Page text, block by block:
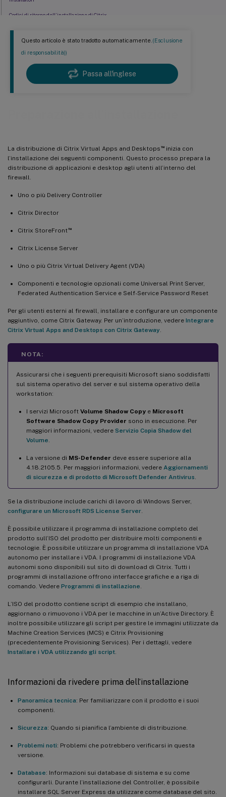
Questo articolo è stato tradotto automaticamente.(Esclusione
di responsabilità))
Passa all'inglese
La distribuzione di Citrix Virtual Apps and Desktops ™inizia con
l’installazione dei seguenti componenti. Questo processo prepara la
distribuzione di applicazioni e desktop agli utenti all’interno del
firewall.
Uno o più Delivery Controller
Citrix Director
Citrix StoreFront™
Citrix License Server
Uno o più Citrix Virtual Delivery Agent (VDA)
Componenti e tecnologie opzionali come Universal Print Server,
Federated Authentication Service e Self-Service Password Reset
Per gli utenti esterni al firewall, installare e configurare un componente
aggiuntivo, come Citrix Gateway. Per un’introduzione, vedere Integrare
Citrix Virtual Apps and Desktops con Citrix Gateway
NOTA:
Assicurarsi che i seguenti prerequisiti Microsoft siano soddisfatti
sul sistema operativo del server e sul sistema operativo della
workstation:
I servizi Microsoft Volume Shadow Copy e Microsoft
Software Shadow Copy Provider sono in esecuzione. Per
maggiori informazioni, vedere Servizio Copia Shadow del
Volume
La versione di MS-Defender deve essere superiore alla
4.18.2105.5. Per maggiori informazioni, vedere Aggiornamenti
di sicurezza e di prodotto di Microsoft Defender Antivirus
Se la distribuzione include carichi di lavoro di Windows Server,
configurare un Microsoft RDS License Server
È possibile utilizzare il programma di installazione completo del
prodotto sull’ISO del prodotto per distribuire molti componenti e
tecnologie. È possibile utilizzare un programma di installazione VDA
autonomo per installare i VDA. I programmi di installazione VDA
autonomi sono disponibili sul sito di download di Citrix. Tutti i
programmi di installazione offrono interfacce grafiche e a riga di
comando. Vedere Programmi di installazione
L’ISO del prodotto contiene script di esempio che installano,
aggiornano o rimuovono i VDA per le macchine in un’Active Directory. È
inoltre possibile utilizzare gli script per gestire le immagini utilizzate da
Machine Creation Services (MCS) e Citrix Provisioning
(precedentemente Provisioning Services). Per i dettagli, vedere
Installare i VDA utilizzando gli script
Informazioni da rivedere prima dell’installazione
Panoramica tecnica: Per familiarizzare con il prodotto e i suoi
componenti.
Sicurezza: Quando si pianifica l’ambiente di distribuzione.
Problemi noti: Problemi che potrebbero verificarsi in questa
versione.
Database: Informazioni sui database di sistema e su come
configurarli. Durante l’installazione del Controller, è possibile
installare SQL Server Express da utilizzare come database del sito.
Codici di ritorno dell’installazione di Citrix
Configurare un server licenze Microsoft RDS per carichi di lavoro di Windows Server
Ulteriori informazioni